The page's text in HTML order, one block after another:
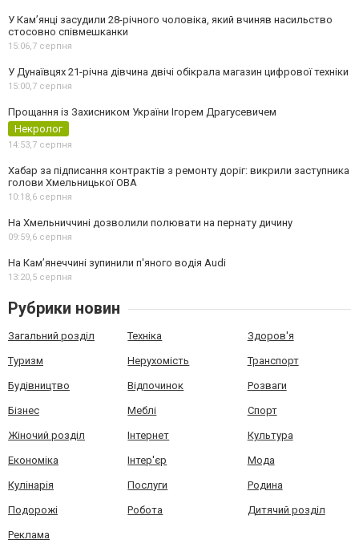
У Камʼянці засудили 28-річного чоловіка, який вчиняв насильство
стосовно співмешканки
15:06,7 серпня
У Дунаївцях 21-річна дівчина двічі обікрала магазин цифрової техніки
15:00,7 серпня
Прощання із Захисником України Ігорем Драгусевичем
Некролог
14:53,7 серпня
Хабар за підписання контрактів з ремонту доріг: викрили заступника
голови Хмельницької ОВА
10:18,6 серпня
На Хмельниччині дозволили полювати на пернату дичину
09:59,6 серпня
На Камʼянеччині зупинили п'яного водія Audi
13:20,5 серпня
Рубрики новин
Загальний розділ Техніка Здоров'я
Туризм Нерухомість Транспорт
Будівництво Відпочинок Розваги
Бізнес Меблі Спорт
Жіночий розділ Інтернет Культура
Економіка Інтер'єр Мода
Кулінарія Послуги Родина
Подорожі Робота Дитячий розділ
Реклама